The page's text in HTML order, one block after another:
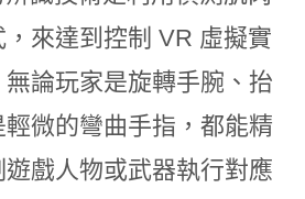
來達到控制 VR 虛擬實
論玩家是旋轉手腕、抬
微的彎曲手指，都能精
戲人物或武器執行對應